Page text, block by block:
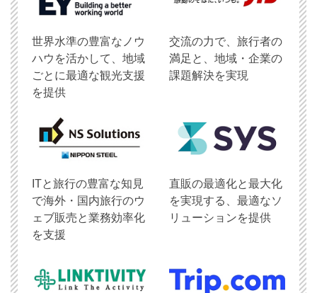
世界水準の豊富なノウ
ハウを活かして、地域
ごとに最適な観光支援
を提供
交流の力で、旅行者の
満足と、地域・企業の
課題解決を実現
ITと旅行の豊富な知見
で海外・国内旅行のウ
ェブ販売と業務効率化
を支援
直販の最適化と最大化
を実現する、最適なソ
リューションを提供